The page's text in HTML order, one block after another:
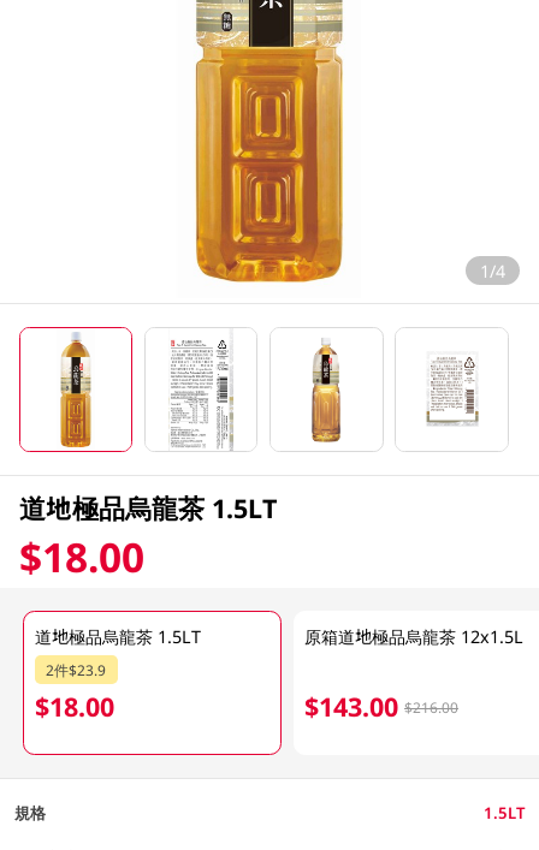
1/4
道地極品烏龍茶 1.5LT
$18.00
道地極品烏龍茶 1.5LT
2件$23.9
$18.00
原箱道地極品烏龍茶 12x1.5L
$143.00 $216.00
規格 1.5LT